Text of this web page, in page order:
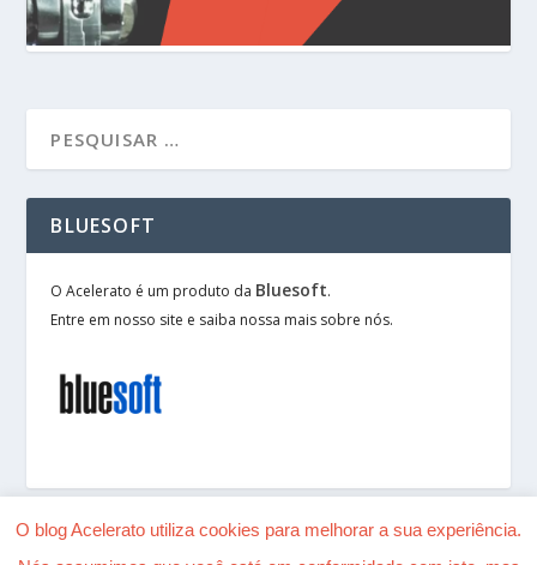
BLUESOFT
O Acelerato é um produto da Bluesoft.
Entre em nosso site e saiba nossa mais sobre nós.
O blog Acelerato utiliza cookies para melhorar a sua experiência.